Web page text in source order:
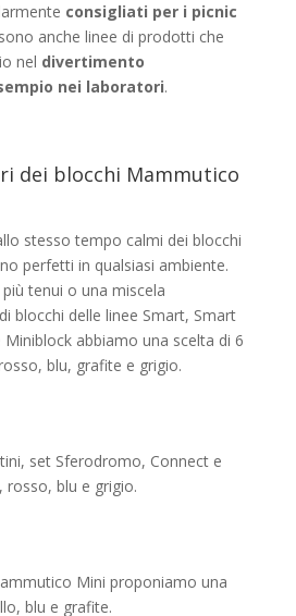
consigliati per i picnic
anche linee di prodotti che
nel divertimento
nei laboratori.
dei blocchi Mammutico
stesso tempo calmi dei blocchi
perfetti in qualsiasi ambiente.
tenui o una miscela
blocchi delle linee Smart, Smart
Miniblock abbiamo una scelta di 6
blu, grafite e grigio.
set Sferodromo, Connect e
rosso, blu e grigio.
Mini proponiamo una
blu e grafite.